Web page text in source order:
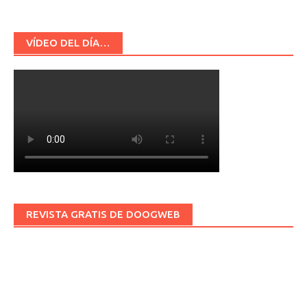
VÍDEO DEL DÍA…
REVISTA GRATIS DE DOOGWEB